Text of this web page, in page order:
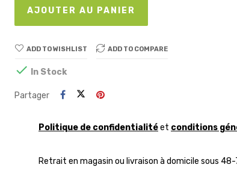
AJOUTER AU PANIER
ADD TO WISHLIST ADD TO COMPARE
 In Stock
Partager
Politique de confidentialitéet conditions
Retrait en magasin ou livraison à domicile sous